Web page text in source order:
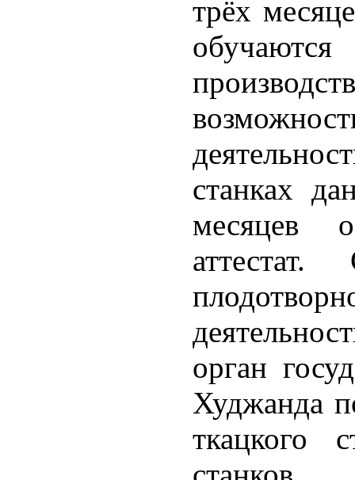
трёх
станках
месяцев
орган
Худжанда
ткацкого